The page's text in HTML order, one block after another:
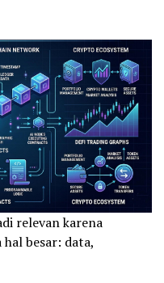
relevan karena
besar: data,